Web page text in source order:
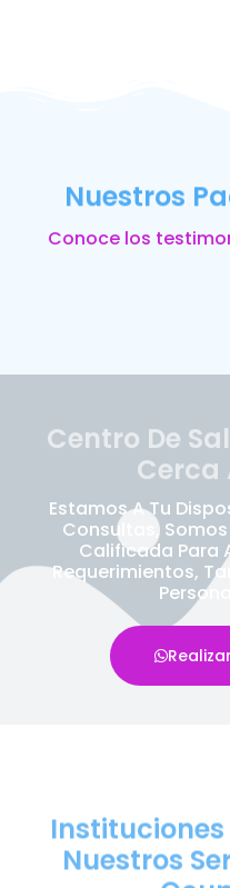
Nuestros
Conoce los
Centro De
Cerca
Estamos A Tu
Consultas,
Calificada Para
Requerimientos,
Nuestros